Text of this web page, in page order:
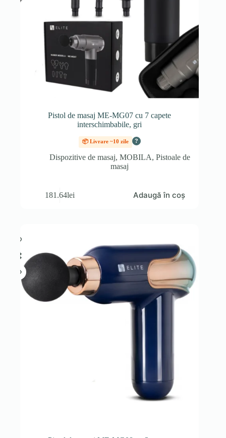
Pistol de masaj ME-MG07 cu 7 capete
interschimbabile, gri
📦 Livrare ~10 zile ?
Dispozitive de masaj, MOBILA, Pistoale de
masaj
181.64lei Adaugă în coș